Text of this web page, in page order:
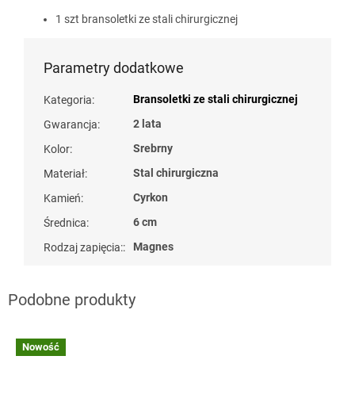
1 szt bransoletki ze stali chirurgicznej
Parametry dodatkowe
Kategoria:
Bransoletki ze stali chirurgicznej
Gwarancja:
2 lata
Kolor:
Srebrny
Materiał:
Stal chirurgiczna
Kamień:
Cyrkon
Średnica:
6 cm
Rodzaj zapięcia:: Magnes
Nowość